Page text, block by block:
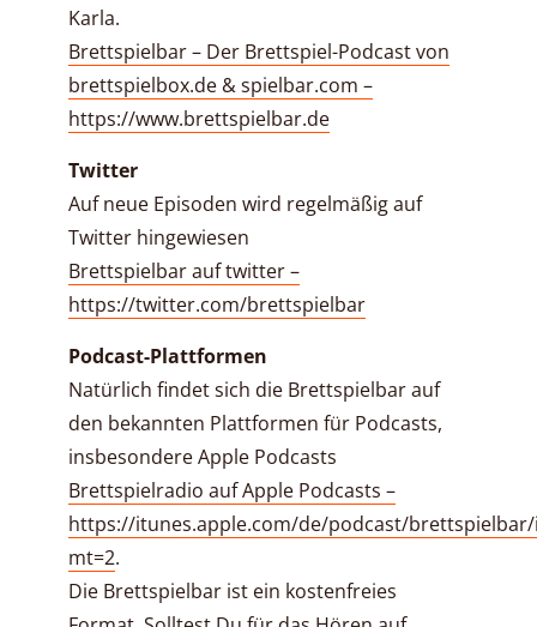
Karla.
Brettspielbar – Der Brettspiel-Podcast von
brettspielbox.de & spielbar.com –
https://www.brettspielbar.de
Twitter
Auf neue Episoden wird regelmäßig auf
Twitter hingewiesen
Brettspielbar auf twitter –
https://twitter.com/brettspielbar
Podcast-Plattformen
Natürlich findet sich die Brettspielbar auf
den bekannten Plattformen für Podcasts,
insbesondere Apple Podcasts
Brettspielradio auf Apple Podcasts –
https://itunes.apple.com/de/podcast/brettspielbar/
mt=2.
Die Brettspielbar ist ein kostenfreies